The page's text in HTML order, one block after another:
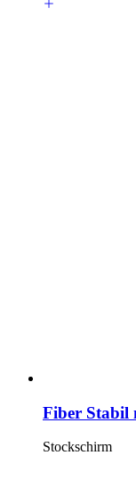
Fiber Stabil
Stockschirm